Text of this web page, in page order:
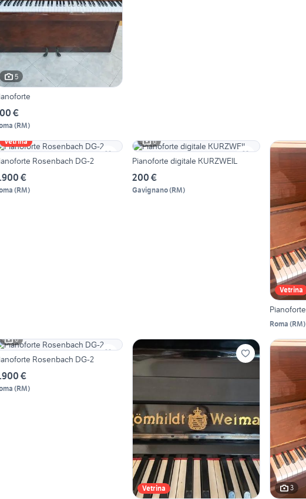
5
€
(RM)
Vetrina
Rosenbach DG-2
€
(RM)
6
Pianoforte digitale KURZWEIL
200 €
Gavignano(RM)
Vetrina
Pianoforte
Roma (RM)
6
Rosenbach DG-2
€
(RM)
Vetrina 3